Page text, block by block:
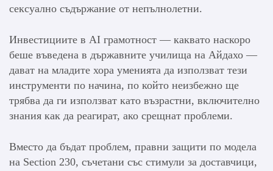
сексуално съдържание от непълнолетни.
Инвестициите в AI грамотност — каквато наскоро
беше въведена в държавните училища на Айдахо —
дават на младите хора уменията да използват тези
инструменти по начина, по който неизбежно ще
трябва да ги използват като възрастни, включително
знания как да реагират, ако срещнат проблеми.
Вместо да бъдат проблем, правни защити по модела
на Section 230, съчетани със стимули за доставчици,